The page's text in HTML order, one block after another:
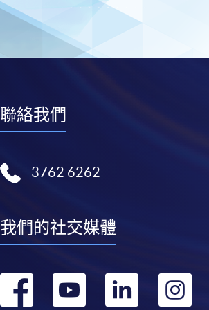
聯絡我們
3762 6262
我們的社交媒體
轉 轉 轉 轉